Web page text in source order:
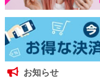
お知らせ